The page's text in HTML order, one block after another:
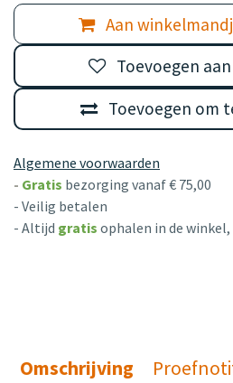
Aan
Toevoegen om
Toevoegen
Algemene voorwaarden
- Gratis bezorging vanaf € 75,00
- Veilig betalen
- Altijd gratis ophalen in de winkel,
Omschrijving